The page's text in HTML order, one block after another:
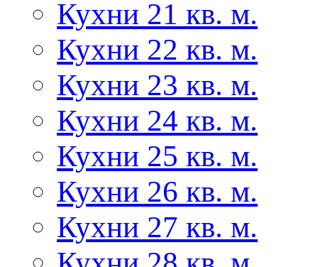
Кухни 21 кв. м.
Кухни 22 кв. м.
Кухни 23 кв. м.
Кухни 24 кв. м.
Кухни 25 кв. м.
Кухни 26 кв. м.
Кухни 27 кв. м.